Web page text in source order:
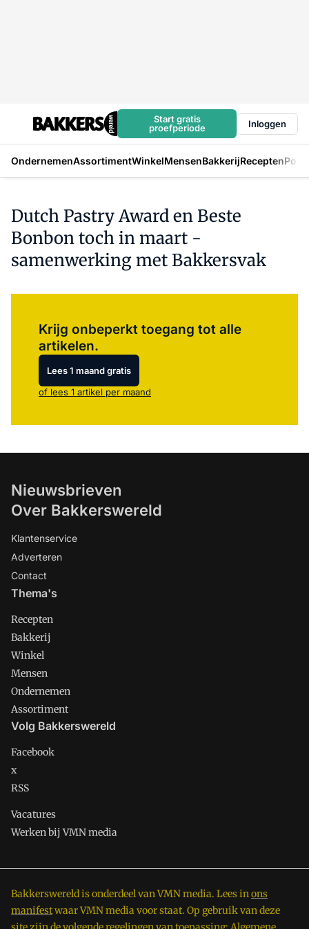
Start gratis
proefperiode
Inloggen
OndernemenAssortimentWinkelMensenBakkerijRecepten
Dutch Pastry Award en Beste
Bonbon toch in maart -
samenwerking met Bakkersvak
Krijg onbeperkt toegang tot alle
artikelen.
Lees 1 maand gratis
of lees 1 artikel per maand
Nieuwsbrieven
Over Bakkerswereld
Klantenservice
Adverteren
Contact
Thema's
Recepten
Bakkerij
Winkel
Mensen
Ondernemen
Assortiment
Volg Bakkerswereld
Facebook
x
RSS
Vacatures
Werken bij VMN media
Bakkerswereld is onderdeel van VMN media. Lees inons
manifestwaar VMN media voor staat. Op gebruik van deze